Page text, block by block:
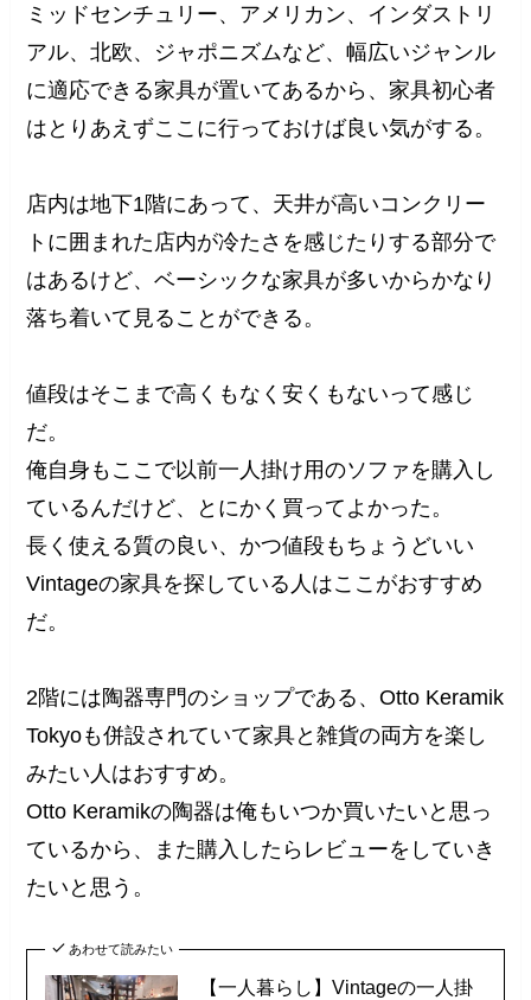
ミッドセンチュリー、アメリカン、インダストリ
アル、北欧、ジャポニズムなど、幅広いジャンル
に適応できる家具が置いてあるから、家具初心者
はとりあえずここに行っておけば良い気がする。
店内は地下1階にあって、天井が高いコンクリー
トに囲まれた店内が冷たさを感じたりする部分で
はあるけど、ベーシックな家具が多いからかなり
落ち着いて見ることができる。
値段はそこまで高くもなく安くもないって感じ
だ。
俺自身もここで以前一人掛け用のソファを購入し
ているんだけど、とにかく買ってよかった。
長く使える質の良い、かつ値段もちょうどいい
Vintageの家具を探している人はここがおすすめ
だ。
2階には陶器専門のショップである、Otto Keramik
Tokyoも併設されていて家具と雑貨の両方を楽し
みたい人はおすすめ。
Otto Keramikの陶器は俺もいつか買いたいと思っ
ているから、また購入したらレビューをしていき
たいと思う。
あわせて読みたい
【一人暮らし】Vintageの一人掛